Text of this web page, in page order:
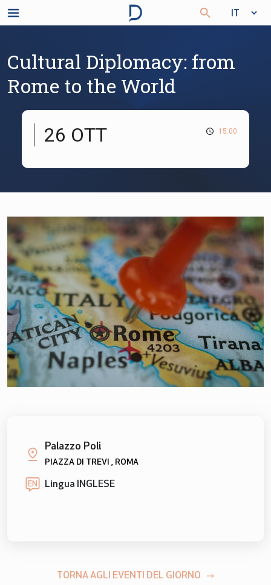
Cultural Diplomacy: from
Rome to the World
26 OTT 15:00
Palazzo Poli
PIAZZA DI TREVI , ROMA
EN Lingua INGLESE
TORNA AGLI EVENTI DEL GIORNO